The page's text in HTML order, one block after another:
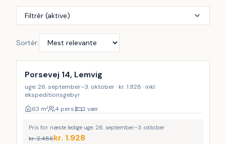
Filtrér (aktive)
Sortér:
Porsevej 14, Lemvig
uge: 26. september–3. oktober · kr. 1.928 · inkl.
ekspeditionsgebyr
63 m² 4 pers. 2 vær.
Pris for næste ledige uge: 26. september–3. oktober
kr.2.486kr. 1.928